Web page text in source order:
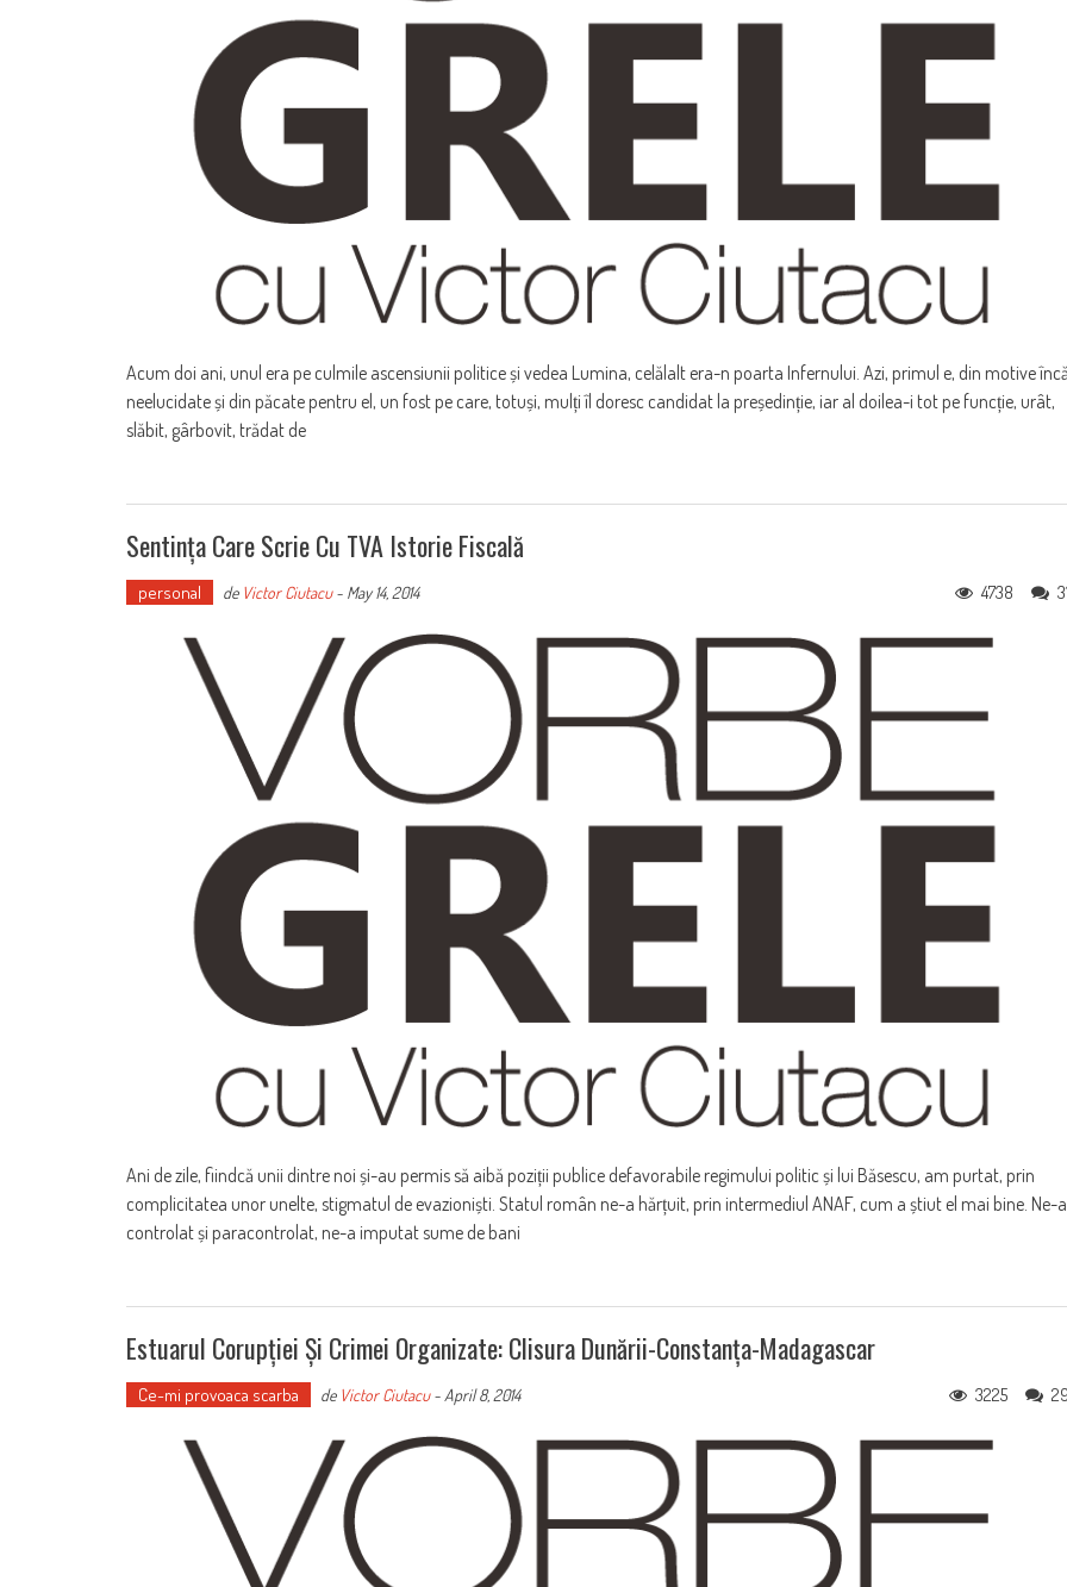
Acum doi ani, unul era pe culmile ascensiunii politice și vedea Lumina, celălalt era-n poarta Infernului. Azi, primul e, din motive
neelucidate și din păcate pentru el, un fost pe care, totuși, mulți îl doresc candidat la președinție, iar al doilea-i tot pe funcție, urât,
slăbit, gârbovit, trădat de
Sentința Care Scrie Cu TVA Istorie Fiscală
personal de Victor Ciutacu- May 14, 2014 4738
Ani de zile, fiindcă unii dintre noi și-au permis să aibă poziții publice defavorabile regimului politic și lui Băsescu, am purtat, prin
complicitatea unor unelte, stigmatul de evazioniști. Statul român ne-a hărțuit, prin intermediul ANAF, cum a știut el mai bine. Ne-a
controlat și paracontrolat, ne-a imputat sume de bani
Estuarul Corupției Și Crimei Organizate: Clisura Dunării-Constanța-Madagascar
Ce-mi provoaca scarba de Victor Ciutacu- April 8, 2014 3225